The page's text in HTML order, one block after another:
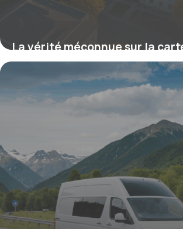
La vérité méconnue sur la
passez directement sans
à cette équivalence exclusive
20 octobre 2025